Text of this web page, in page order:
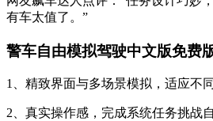
有车太值了。”
警车自由模拟驾驶中文版免费
1、精致界面与多场景模拟，适应不
2、真实操作感，完成系统任务挑战